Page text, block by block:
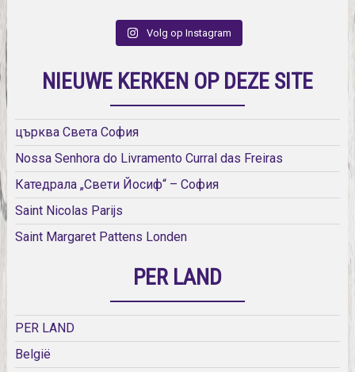
Volg op Instagram
NIEUWE KERKEN OP DEZE SITE
църква Света София
Nossa Senhora do Livramento Curral das Freiras
Катедрала „Свети Йосиф“ – София
Saint Nicolas Parijs
Saint Margaret Pattens Londen
PER LAND
PER LAND
België